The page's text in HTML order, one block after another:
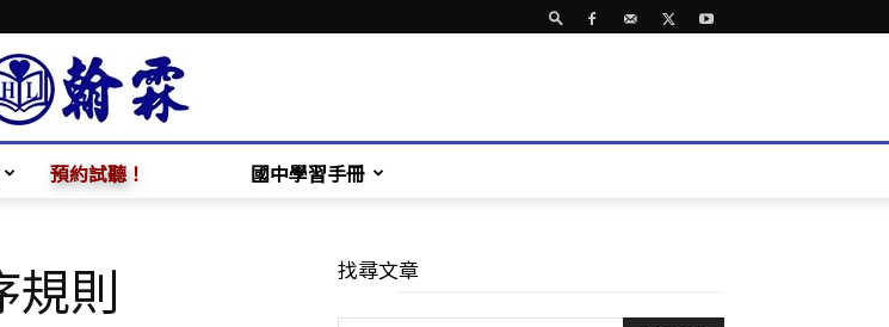
預約試聽！ 國中學習手冊
規則 找尋文章